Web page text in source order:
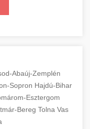
Abaúj-Zemplén
Sopron Hajdú-Bihar
Esztergom
Bereg Tolna Vas